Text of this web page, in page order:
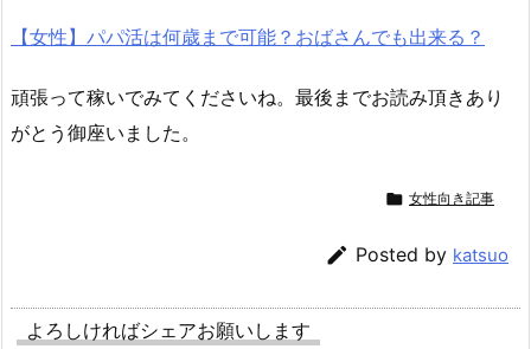
【女性】パパ活は何歳まで可能？おばさんでも出来る？
頑張って稼いでみてくださいね。最後までお読み頂きあり
がとう御座いました。
 女性向き記事
 Posted by katsuo
よろしければシェアお願いします